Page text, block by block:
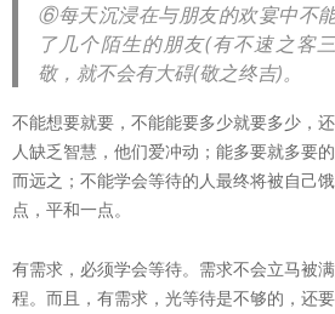
⑥每天沉浸在与朋友的欢宴中不
了几个陌生的朋友(有不速之客
敬，就不会有大碍(敬之终吉)。
不能想要就要，不能能要多少就要多少，
人缺乏智慧，他们爱冲动；能多要就多要
而远之；不能学会等待的人最终将被自己
点，平和一点。
有需求，必须学会等待。需求不会立马被
程。而且，有需求，光等待是不够的，还